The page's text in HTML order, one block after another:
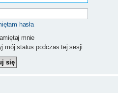
hasła
mnie
mój status podczas tej sesji